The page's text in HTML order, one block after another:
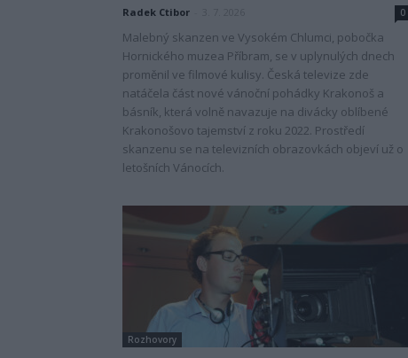
Radek Ctibor 0
Malebný skanzen ve Vysokém Chlumci, pobočka
Hornického muzea Příbram, se v uplynulých dnech
proměnil ve filmové kulisy. Česká televize zde
natáčela část nové vánoční pohádky Krakonoš a
básník, která volně navazuje na divácky oblíbené
Krakonošovo tajemství z roku 2022. Prostředí
skanzenu se na televizních obrazovkách objeví už o
letošních Vánocích.
Rozhovory